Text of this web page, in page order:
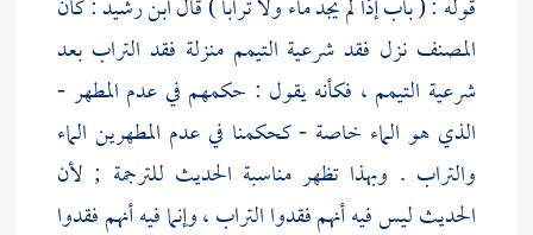
قوله : ( باب إذا لم يجد ماء ولا ترابا ) قالابن رشيد: كأن
المصنف نزل فقد شرعية التيمم منزلة فقد التراب بعد
شرعية التيمم ، فكأنه يقول : حكمهم في عدم المطهر -
الذي هو الماء خاصة - كحكمنا في عدم المطهرين الماء
والتراب . وبهذا تظهر مناسبة الحديث للترجمة ; لأن
الحديث ليس فيه أنهم فقدوا التراب ، وإنما فيه أنهم فقدوا